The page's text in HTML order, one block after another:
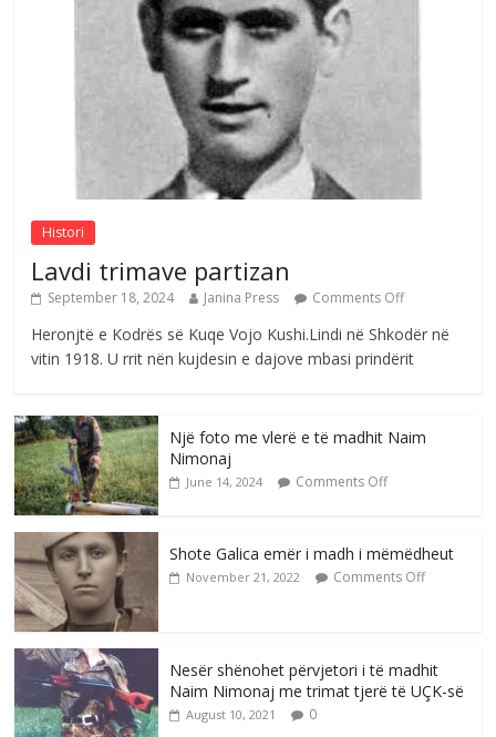
Çlirimtari Agron Gërvalla me takime pune
në atdhe të shoqerisë Levizja
August 3, 2026 Comments Off
Postim me vlera nga artistja e mirëfilltë
Mimoza Gjoni
August 6, 2026 Comments Off
Histori
Lavdi trimave partizan
September 18, 2024 Janina Press Comments Off
Heronjtë e Kodrës së Kuqe Vojo Kushi.Lindi në Shkodër në
vitin 1918. U rrit nën kujdesin e dajove mbasi prindërit
Një foto me vlerë e të madhit Naim
Nimonaj
June 14, 2024 Comments Off
Shote Galica emër i madh i mëmëdheut
November 21, 2022 Comments Off
Nesër shënohet përvjetori i të madhit
Naim Nimonaj me trimat tjerë të UÇK-së
August 10, 2021 0